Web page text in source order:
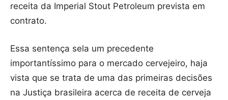
receita da Imperial Stout Petroleum prevista em
contrato.
Essa sentença sela um precedente
importantíssimo para o mercado cervejeiro, haja
vista que se trata de uma das primeiras decisões
na Justiça brasileira acerca de receita de cerveja